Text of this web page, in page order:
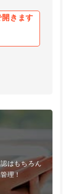
はもちろん
理！